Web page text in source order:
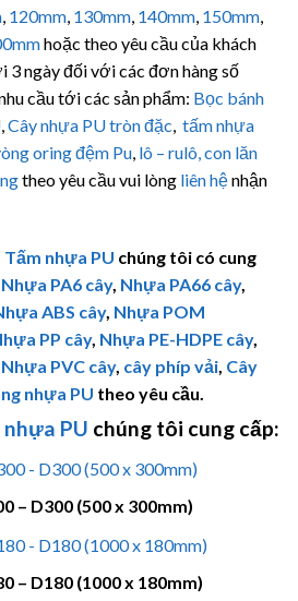
, 120mm, 130mm, 140mm, 150mm,
hoặc theo yêu cầu của khách
ngày đối với các đơn hàng số
cầu tới các sản phẩm: Bọc bánh
,Cây nhựa PU tròn đặc, tấm nhựa
oring đệm Pu, lô – rulô, con lăn
theo yêu cầu vui lòng liên hệnhận
Tấm nhựa PU chúng tôi có cung
Nhựa PA6 cây, Nhựa PA66 cây,
ABS cây, Nhựa POM
PP cây, Nhựa PE-HDPE cây,
Nhựa PVC cây, cây phíp vải Cây
nhựa PU theo yêu cầu.
nhựa PU chúng tôi cung cấp:
– D300 (500 x 300mm)
– D180 (1000 x 180mm)